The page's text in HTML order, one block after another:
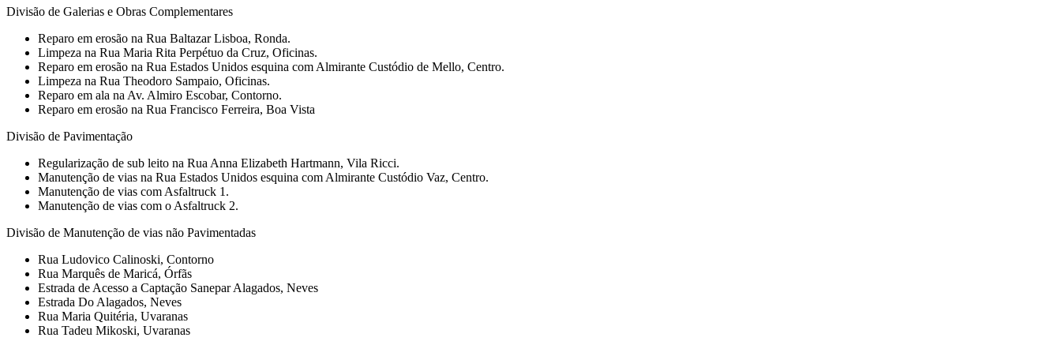
Divisão de Galerias e Obras Complementares
Reparo em erosão na Rua Baltazar Lisboa, Ronda.
Limpeza na Rua Maria Rita Perpétuo da Cruz, Oficinas.
Reparo em erosão na Rua Estados Unidos esquina com Almirante Custódio de Mello, Centro.
Limpeza na Rua Theodoro Sampaio, Oficinas.
Reparo em ala na Av. Almiro Escobar, Contorno.
Reparo em erosão na Rua Francisco Ferreira, Boa Vista
Divisão de Pavimentação
Regularização de sub leito na Rua Anna Elizabeth Hartmann, Vila Ricci.
Manutenção de vias na Rua Estados Unidos esquina com Almirante Custódio Vaz, Centro.
Manutenção de vias com Asfaltruck 1.
Manutenção de vias com o Asfaltruck 2.
Divisão de Manutenção de vias não Pavimentadas
Rua Ludovico Calinoski, Contorno
Rua Marquês de Maricá, Órfãs
Estrada de Acesso a Captação Sanepar Alagados, Neves
Estrada Do Alagados, Neves
Rua Maria Quitéria, Uvaranas
Rua Tadeu Mikoski, Uvaranas